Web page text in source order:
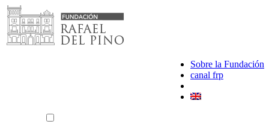
Saltar
al
contenido
Sobre la Fundación
canal frp